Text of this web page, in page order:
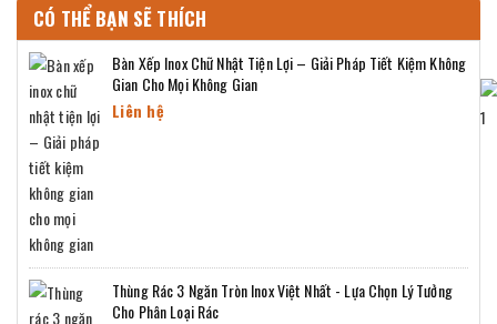
CÓ THỂ BẠN SẼ THÍCH
Bàn Xếp Inox Chữ Nhật Tiện Lợi – Giải Pháp Tiết Kiệm Không
Gian Cho Mọi Không Gian
Liên hệ
Thùng Rác 3 Ngăn Tròn Inox Việt Nhất - Lựa Chọn Lý Tưởng
Cho Phân Loại Rác